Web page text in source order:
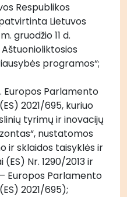
Respublikos
Lietuvos
gruodžio 11 d.
programos“;
Europos Parlamento
2021/695, kuriuo
tyrimų ir inovacijų
nustatomos
ir sklaidos taisyklės ir
Nr. 1290/2013 ir
– Europos Parlamento
2021/695);